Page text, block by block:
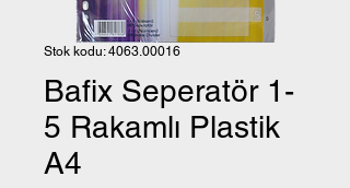
Stok kodu: 4063.00016
Bafix Seperatör 1-
5 Rakamlı Plastik
A4